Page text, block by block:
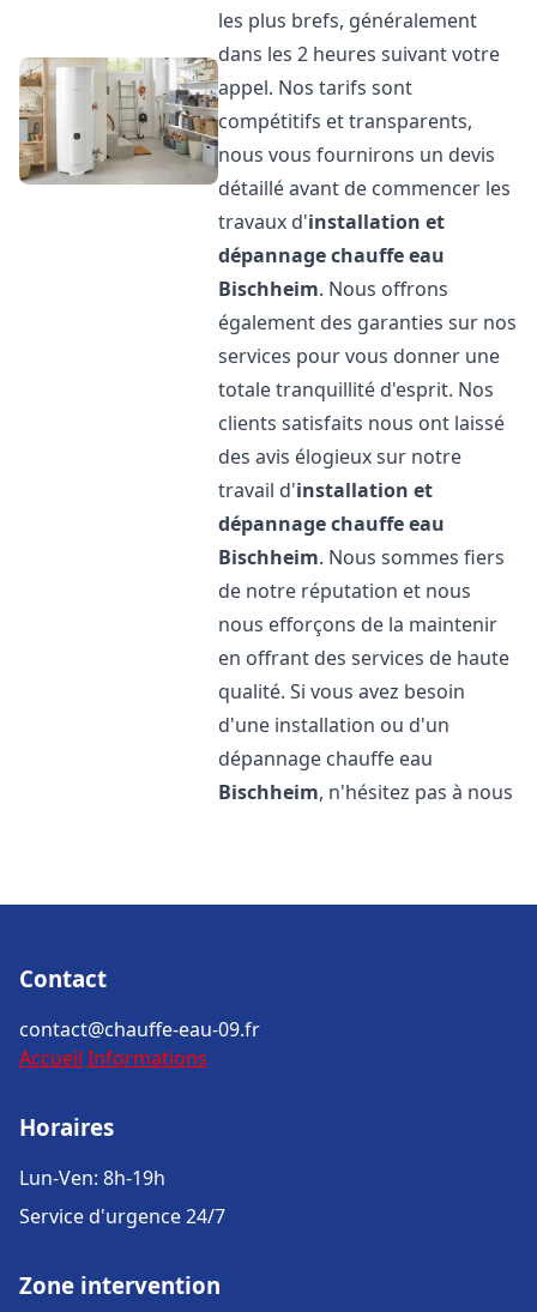
les plus brefs, généralement
dans les 2 heures suivant votre
appel. Nos tarifs sont
compétitifs et transparents,
nous vous fournirons un devis
détaillé avant de commencer les
travaux d'installation et
dépannage chauffe eau
Bischheim. Nous offrons
également des garanties sur nos
services pour vous donner une
totale tranquillité d'esprit. Nos
clients satisfaits nous ont laissé
des avis élogieux sur notre
travail d'installation et
dépannage chauffe eau
Bischheim. Nous sommes fiers
de notre réputation et nous
nous efforçons de la maintenir
en offrant des services de haute
qualité. Si vous avez besoin
d'une installation ou d'un
dépannage chauffe eau
Bischheim, n'hésitez pas à nous
Contact
contact@chauffe-eau-09.fr
Accueil Informations
Horaires
Lun-Ven: 8h-19h
Service d'urgence 24/7
Zone intervention